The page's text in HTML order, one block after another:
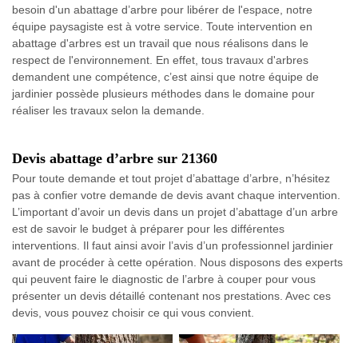
besoin d'un abattage d’arbre pour libérer de l'espace, notre
équipe paysagiste est à votre service. Toute intervention en
abattage d'arbres est un travail que nous réalisons dans le
respect de l'environnement. En effet, tous travaux d'arbres
demandent une compétence, c’est ainsi que notre équipe de
jardinier possède plusieurs méthodes dans le domaine pour
réaliser les travaux selon la demande.
Devis abattage d’arbre sur 21360
Pour toute demande et tout projet d’abattage d’arbre, n’hésitez
pas à confier votre demande de devis avant chaque intervention.
L’important d’avoir un devis dans un projet d’abattage d’un arbre
est de savoir le budget à préparer pour les différentes
interventions. Il faut ainsi avoir l’avis d’un professionnel jardinier
avant de procéder à cette opération. Nous disposons des experts
qui peuvent faire le diagnostic de l’arbre à couper pour vous
présenter un devis détaillé contenant nos prestations. Avec ces
devis, vous pouvez choisir ce qui vous convient.